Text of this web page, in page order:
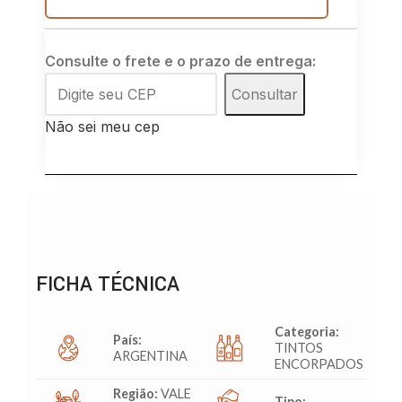
Consulte o frete e o prazo de entrega:
Consultar
Não sei meu cep
FICHA TÉCNICA
País:
ARGENTINA
Categoria:
TINTOS
ENCORPADOS
Região: VALE